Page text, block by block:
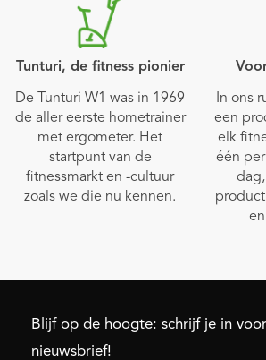
Tunturi, de fitness pionier
De Tunturi W1 was in 1969
de aller eerste hometrainer
met ergometer. Het
startpunt van de
fitnessmarkt en -cultuur
zoals we die nu kennen.
In ons
een
elk
één
Blijf op de hoogte: schrijf je in
nieuwsbrief!